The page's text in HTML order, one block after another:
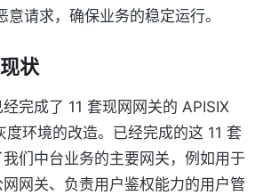
意请求，确保业务的稳定运行。
状
完成了 11 套现网网关的 APISIX
度环境的改造。已经完成的这 11 套
们中台业务的主要网关，例如用于
网关、负责用户鉴权能力的用户管